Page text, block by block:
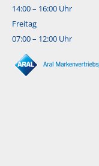
14:00 – 16:00 Uhr
Freitag
07:00 – 12:00 Uhr